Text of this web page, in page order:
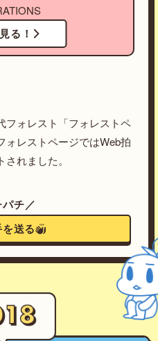
る！
フォレスト「フォレストペ
ォレストページではWeb拍
れました。
チ／
送る